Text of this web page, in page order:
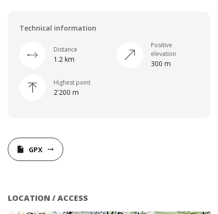
Technical information
Distance
1.2 km
Positive
elevation
300 m
Highest point
2'200 m
insert_drive_file GPX arrow_right_alt
LOCATION / ACCESS